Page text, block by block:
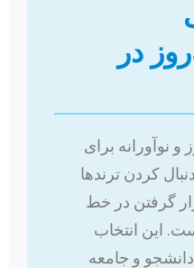
در
نوآورانه برای
کردن ترندها
گرفتن در خط
این انتخاب
و جامعه